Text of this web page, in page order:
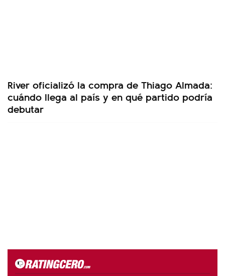
River oficializó la compra de Thiago Almada:
cuándo llega al país y en qué partido podría
debutar